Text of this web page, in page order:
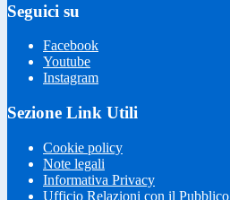
Seguici su
Facebook
Youtube
Instagram
Sezione Link Utili
Cookie policy
Note legali
Informativa Privacy
Ufficio Relazioni con il Pubblico